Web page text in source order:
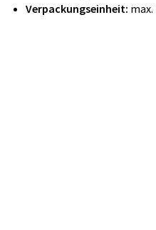
Verpackungseinheit: